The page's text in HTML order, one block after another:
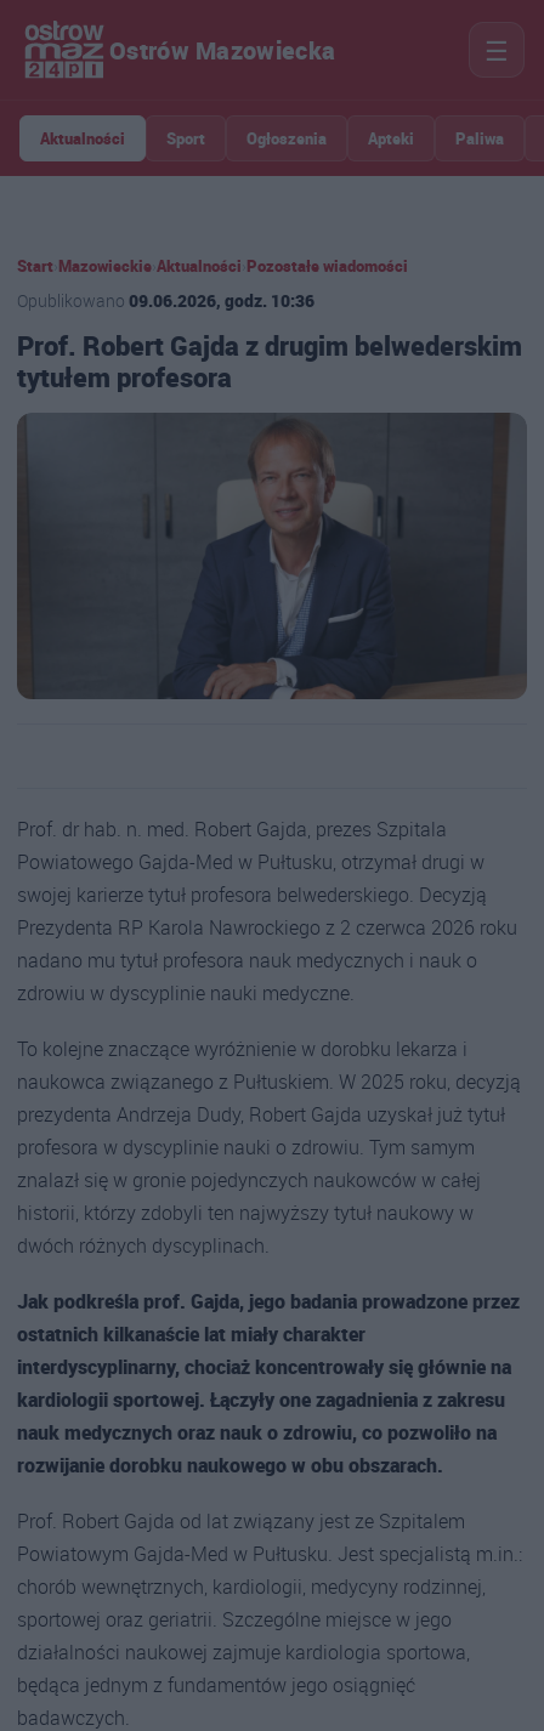
Ostrów Mazowiecka ☰
Aktualności Sport Ogłoszenia Apteki Paliwa
Start Mazowieckie Aktualności Pozostałe wiadomości
Opublikowano 09.06.2026, godz. 10:36
Prof. Robert Gajda z drugim belwederskim
tytułem profesora
Prof. dr hab. n. med. Robert Gajda, prezes Szpitala
Powiatowego Gajda-Med w Pułtusku, otrzymał drugi w
swojej karierze tytuł profesora belwederskiego. Decyzją
Prezydenta RP Karola Nawrockiego z 2 czerwca 2026 roku
nadano mu tytuł profesora nauk medycznych i nauk o
zdrowiu w dyscyplinie nauki medyczne.
To kolejne znaczące wyróżnienie w dorobku lekarza i
naukowca związanego z Pułtuskiem. W 2025 roku, decyzją
prezydenta Andrzeja Dudy, Robert Gajda uzyskał już tytuł
profesora w dyscyplinie nauki o zdrowiu. Tym samym
znalazł się w gronie pojedynczych naukowców w całej
historii, którzy zdobyli ten najwyższy tytuł naukowy w
dwóch różnych dyscyplinach.
Jak podkreśla prof. Gajda, jego badania prowadzone przez
ostatnich kilkanaście lat miały charakter
interdyscyplinarny, chociaż koncentrowały się głównie na
kardiologii sportowej. Łączyły one zagadnienia z zakresu
nauk medycznych oraz nauk o zdrowiu, co pozwoliło na
rozwijanie dorobku naukowego w obu obszarach.
Prof. Robert Gajda od lat związany jest ze Szpitalem
Powiatowym Gajda-Med w Pułtusku. Jest specjalistą m.in.:
chorób wewnętrznych, kardiologii, medycyny rodzinnej,
sportowej oraz geriatrii. Szczególne miejsce w jego
działalności naukowej zajmuje kardiologia sportowa,
będąca jednym z fundamentów jego osiągnięć
badawczych.